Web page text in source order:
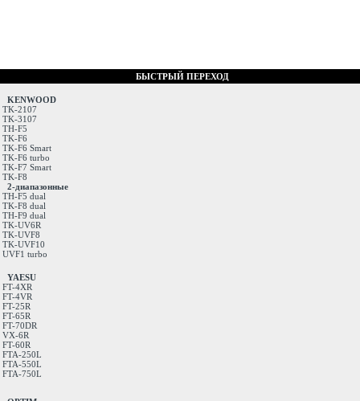
БЫСТРЫЙ ПЕРЕХОД
KENWOOD
TK-2107
TK-3107
TH-F5
TK-F6
TK-F6 Smart
TK-F6 turbo
TK-F7 Smart
TK-F8
2-диапазонные
TH-F5 dual
TK-F8 dual
TH-F9 dual
TK-UV6R
TK-UVF8
TK-UVF10
UVF1 turbo
YAESU
FT-4XR
FT-4VR
FT-25R
FT-65R
FT-70DR
VX-6R
FT-60R
FTA-250L
FTA-550L
FTA-750L